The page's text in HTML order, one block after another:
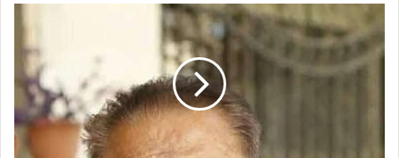
تعزية
من
آل
العبويني